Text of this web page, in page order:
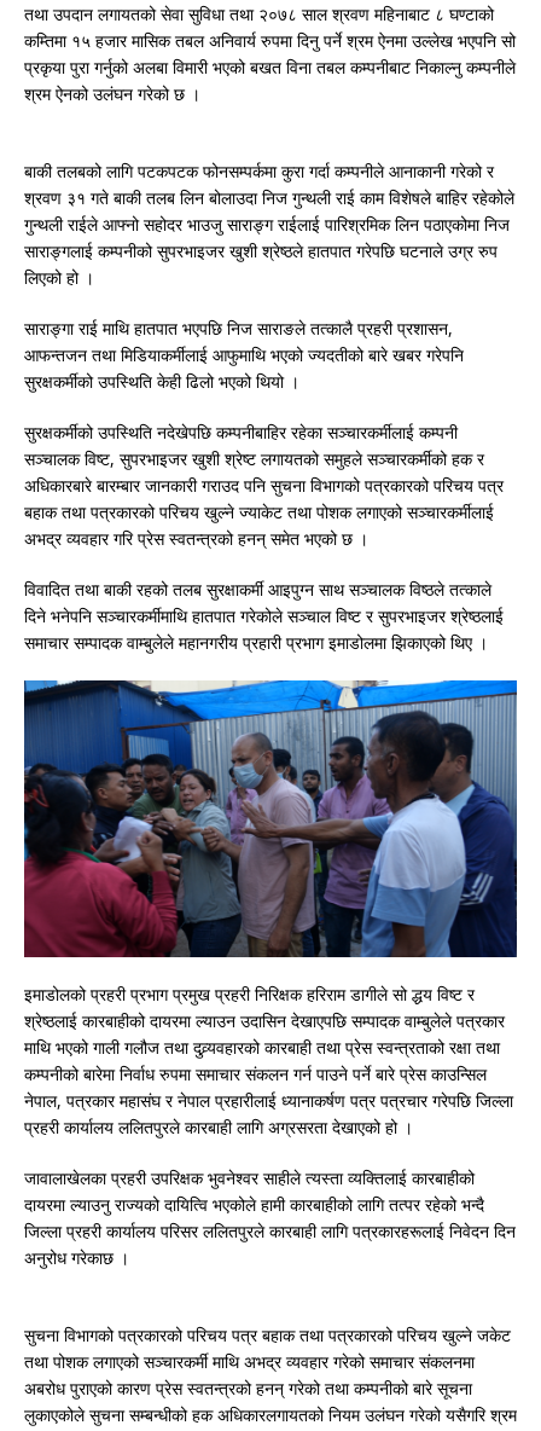
तथा उपदान लगायतको सेवा सुविधा तथा २०७८ साल श्रवण महिनाबाट ८ घण्टाको
कम्तिमा १५ हजार मासिक तबल अनिवार्य रुपमा दिनु पर्ने श्रम ऐनमा उल्लेख भएपनि सो
प्रकृया पुरा गर्नुको अलबा विमारी भएको बखत विना तबल कम्पनीबाट निकाल्नु कम्पनीले
श्रम ऐनको उलंघन गरेको छ ।
बाकी तलबको लागि पटकपटक फोनसम्पर्कमा कुरा गर्दा कम्पनीले आनाकानी गरेको र
श्रवण ३१ गते बाकी तलब लिन बोलाउदा निज गुन्थली राई काम विशेषले बाहिर रहेकोले
गुन्थली राईले आफ्नो सहोदर भाउजु साराङ्ग राईलाई पारिश्रमिक लिन पठाएकोमा निज
साराङ्गलाई कम्पनीको सुपरभाइजर खुशी श्रेष्ठले हातपात गरेपछि घटनाले उग्र रुप
लिएको हो ।
साराङ्गा राई माथि हातपात भएपछि निज साराङले तत्कालै प्रहरी प्रशासन,
आफन्तजन तथा मिडियाकर्मीलाई आफुमाथि भएको ज्यदतीको बारे खबर गरेपनि
सुरक्षकर्मीको उपस्थिति केही ढिलो भएको थियो ।
सुरक्षकर्मीको उपस्थिति नदेखेपछि कम्पनीबाहिर रहेका सञ्चारकर्मीलाई कम्पनी
सञ्चालक विष्ट, सुपरभाइजर खुशी श्रेष्ट लगायतको समुहले सञ्चारकर्मीको हक र
अधिकारबारे बारम्बार जानकारी गराउद पनि सुचना विभागको पत्रकारको परिचय पत्र
बहाक तथा पत्रकारको परिचय खुल्ने ज्याकेट तथा पोशक लगाएको सञ्चारकर्मीलाई
अभद्र व्यवहार गरि प्रेस स्वतन्त्रको हनन् समेत भएको छ ।
विवादित तथा बाकी रहको तलब सुरक्षाकर्मी आइपुग्न साथ सञ्चालक विष्ठले तत्काले
दिने भनेपनि सञ्चारकर्मीमाथि हातपात गरेकोले सञ्चाल विष्ट र सुपरभाइजर श्रेष्ठलाई
समाचार सम्पादक वाम्बुलेले महानगरीय प्रहारी प्रभाग इमाडोलमा झिकाएको थिए ।
इमाडोलको प्रहरी प्रभाग प्रमुख प्रहरी निरिक्षक हरिराम डागीले सो द्धय विष्ट र
श्रेष्ठलाई कारबाहीको दायरमा ल्याउन उदासिन देखाएपछि सम्पादक वाम्बुलेले पत्रकार
माथि भएको गाली गलौज तथा दुव्र्यवहारको कारबाही तथा प्रेस स्वन्त्रताको रक्षा तथा
कम्पनीको बारेमा निर्वाध रुपमा समाचार संकलन गर्न पाउने पर्ने बारे प्रेस काउन्सिल
नेपाल, पत्रकार महासंघ र नेपाल प्रहारीलाई ध्यानाकर्षण पत्र पत्रचार गरेपछि जिल्ला
प्रहरी कार्यालय ललितपुरले कारबाही लागि अग्रसरता देखाएको हो ।
जावालाखेलका प्रहरी उपरिक्षक भुवनेश्वर साहीले त्यस्ता व्यक्तिलाई कारबाहीको
दायरमा ल्याउनु राज्यको दायित्वि भएकोले हामी कारबाहीको लागि तत्पर रहेको भन्दै
जिल्ला प्रहरी कार्यालय परिसर ललितपुरले कारबाही लागि पत्रकारहरूलाई निवेदन दिन
अनुरोध गरेकाछ ।
सुचना विभागको पत्रकारको परिचय पत्र बहाक तथा पत्रकारको परिचय खुल्ने जकेट
तथा पोशक लगाएको सञ्चारकर्मी माथि अभद्र व्यवहार गरेको समाचार संकलनमा
अबरोध पुराएको कारण प्रेस स्वतन्त्रको हनन् गरेको तथा कम्पनीको बारे सूचना
लुकाएकोले सुचना सम्बन्धीको हक अधिकारलगायतको नियम उलंघन गरेको यसैगरि श्रम